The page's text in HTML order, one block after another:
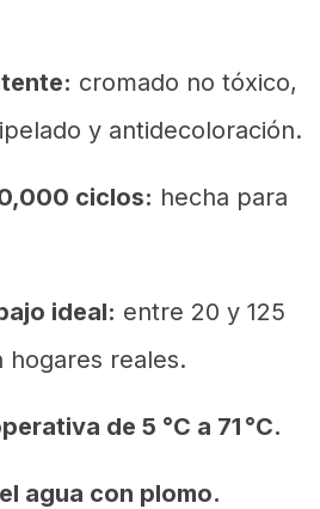
cromado no tóxico,
y antidecoloración.
ciclos: hecha para
ideal: entre 20 y 125
hogares reales.
de 5 °C a 71 °C.
agua con plomo.